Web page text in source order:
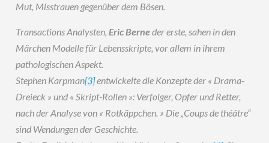
Mut, Misstrauen gegenüber dem Bösen.
Transactions Analysten,Eric Berneder erste, sahen in den
Märchen Modelle für Lebensskripte, vor allem in ihrem
pathologischen Aspekt.
Stephen Karpman[3]entwickelte die Konzepte der « Drama-
Dreieck » und « Skript-Rollen »: Verfolger, Opfer und Retter,
nach der Analyse von « Rotkäppchen. » Die „Coups de théâtre“
sind Wendungen der Geschichte.